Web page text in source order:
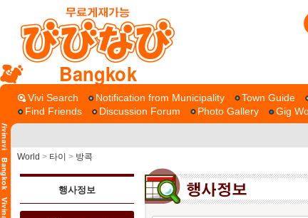
Bangkok
Vivi Search Notification from Municipality Town Guide
Find Friends
Discussion Forum Photo Gallery Gig
World > 타이 > 방콕
행사정보